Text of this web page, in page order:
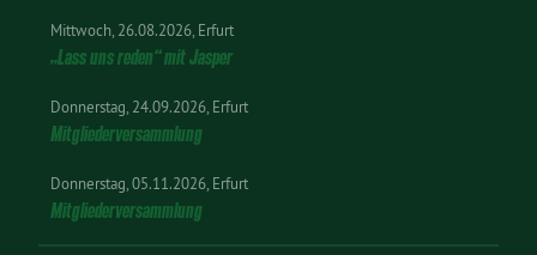
Mittwoch 26.08.2026 Erfurt
„Lass uns reden“ mit Jasper
Donnerstag 24.09.2026 Erfurt
Mitgliederversammlung
Donnerstag 05.11.2026 Erfurt
Mitgliederversammlung